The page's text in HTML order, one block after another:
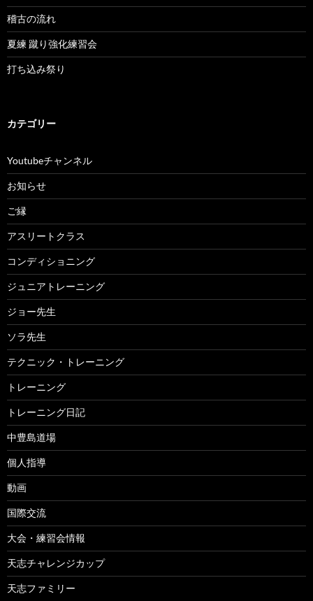
稽古の流れ
夏練 蹴り強化練習会
打ち込み祭り
カテゴリー
Youtubeチャンネル
お知らせ
ご縁
アスリートクラス
コンディショニング
ジュニアトレーニング
ジョー先生
ソラ先生
テクニック・トレーニング
トレーニング
トレーニング日記
中豊島道場
個人指導
動画
国際交流
大会・練習会情報
天志チャレンジカップ
天志ファミリー